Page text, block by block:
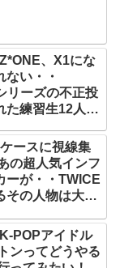
、X1にな
ない・・
リーズの不正投
た練習生12人の
ースに視線集
の超人気インフ
ーが・・TWICE
その人物は大よ
POPアイドル
ンってどうやる